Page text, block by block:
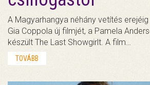
A Magyarhangya néhány vetítés
Gia Coppola új filmjét, a Pamela
készült The Last Showgirlt. A film…
TOVÁBB